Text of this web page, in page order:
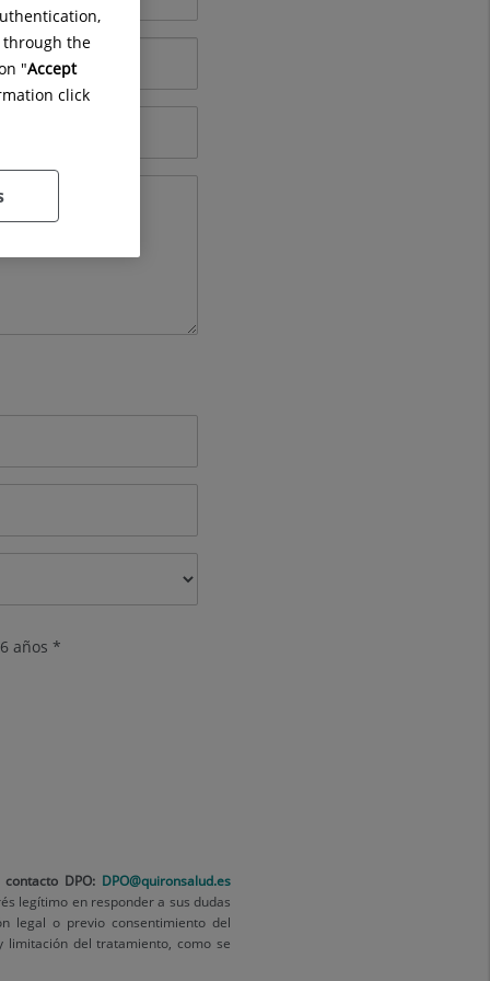
años *
DPO: DPO@quironsalud.es
legítimo en responder a sus dudas
legal o previo consentimiento del
limitación del tratamiento, como se
through the
"Accept
click